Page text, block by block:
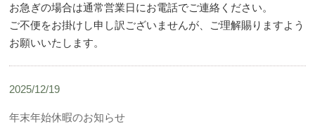
お急ぎの場合は通常営業日にお電話でご連絡ください。
ご不便をお掛けし申し訳ございませんが、ご理解賜りますよう
お願いいたします。
2025/12/19
年末年始休暇のお知らせ